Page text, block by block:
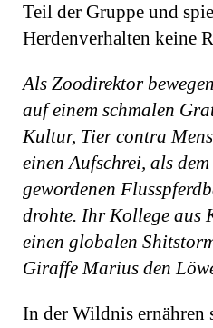
Teil der Gruppe und
Herdenverhalten keine
Als Zoodirektor
auf einem schmalen
Kultur, Tier contra
einen Aufschrei, als
gewordenen
drohte. Ihr Kollege aus
einen globalen
Giraffe Marius den
In der Wildnis ernähren